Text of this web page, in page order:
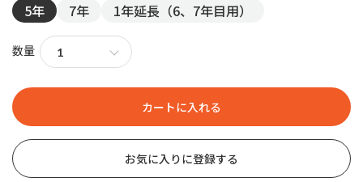
5年 7年 1年延長（6、7年目用）
数量
お気に入りに登録する